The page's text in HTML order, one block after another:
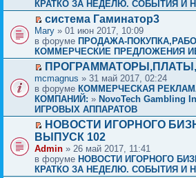
КРАТКО ЗА НЕДЕЛЮ. СОБЫТИЯ И
система Гаминатор3
Mary » 01 июн 2017, 10:09
в форуме ПРОДАЖА-
КОММЕРЧЕСКИЕ ПРЕДЛОЖЕНИЯ ИБ
mcmagnus » 31 май 2017, 02:24
в форуме КОММЕРЧЕСКАЯ
КОМПАНИЙ: » NovoTech Gambling
ИГРОВЫХ АППАРАТОВ
НОВОСТИ ИГОРНОГО
ВЫПУСК 102
Admin » 26 май 2017, 11:41
в форуме НОВОСТИ ИГОРНОГО
КРАТКО ЗА НЕДЕЛЮ. СОБЫТИЯ И